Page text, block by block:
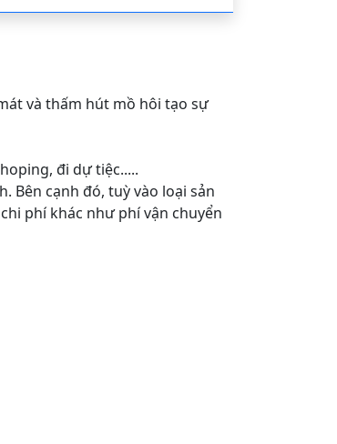
và thấm hút mồ hôi tạo sự
đi dự tiệc.....
Bên cạnh đó, tuỳ vào loại sản
phí khác như phí vận chuyển